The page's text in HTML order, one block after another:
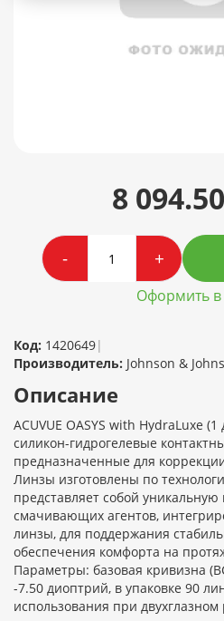
8
- +
Оформить в
Код: 1420649|
Производитель: Johnson &
Описание
ACUVUE OASYS with HydraLuxe
силикон-гидрогелевые
предназначенные для
Линзы изготовлены по
представляет собой
смачивающих агентов,
линзы, для поддержания
обеспечения комфорта на
Параметры: базовая кривизна
-7.50 диоптрий, в упаковке 90
использования при